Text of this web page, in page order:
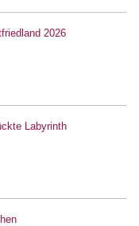
2026
Labyrinth